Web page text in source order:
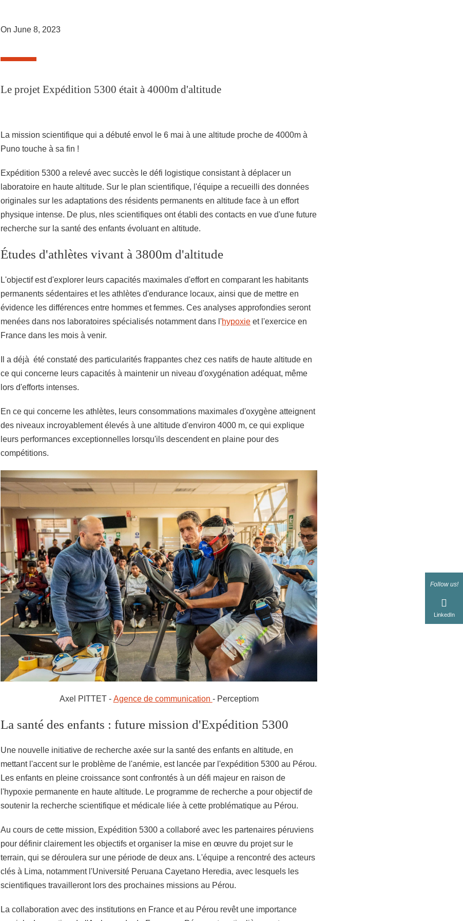
Follow us!
LinkedIn
On June 8, 2023
Le projet Expédition 5300 était à 4000m d'altitude
La mission scientifique qui a débuté envol le 6 mai à une altitude proche de 4000m à
Puno touche à sa fin !
Expédition 5300 a relevé avec succès le défi logistique consistant à déplacer un
laboratoire en haute altitude. Sur le plan scientifique, l'équipe a recueilli des données
originales sur les adaptations des résidents permanents en altitude face à un effort
physique intense. De plus, nles scientifiques ont établi des contacts en vue d'une future
recherche sur la santé des enfants évoluant en altitude.
Études d'athlètes vivant à 3800m d'altitude
L'objectif est d'explorer leurs capacités maximales d'effort en comparant les habitants
permanents sédentaires et les athlètes d'endurance locaux, ainsi que de mettre en
évidence les différences entre hommes et femmes. Ces analyses approfondies seront
menées dans nos laboratoires spécialisés notamment dans l'hypoxieet l'exercice en
France dans les mois à venir.
Il a déjà été constaté des particularités frappantes chez ces natifs de haute altitude en
ce qui concerne leurs capacités à maintenir un niveau d'oxygénation adéquat, même
lors d'efforts intenses.
En ce qui concerne les athlètes, leurs consommations maximales d'oxygène atteignent
des niveaux incroyablement élevés à une altitude d'environ 4000 m, ce qui explique
leurs performances exceptionnelles lorsqu'ils descendent en plaine pour des
compétitions.
Axel PITTET - Agence de communication - Perceptiom
La santé des enfants : future mission d'Expédition 5300
Une nouvelle initiative de recherche axée sur la santé des enfants en altitude, en
mettant l'accent sur le problème de l'anémie, est lancée par l'expédition 5300 au Pérou.
Les enfants en pleine croissance sont confrontés à un défi majeur en raison de
l'hypoxie permanente en haute altitude. Le programme de recherche a pour objectif de
soutenir la recherche scientifique et médicale liée à cette problématique au Pérou.
Au cours de cette mission, Expédition 5300 a collaboré avec les partenaires péruviens
pour définir clairement les objectifs et organiser la mise en œuvre du projet sur le
terrain, qui se déroulera sur une période de deux ans. L'équipe a rencontré des acteurs
clés à Lima, notamment l'Université Peruana Cayetano Heredia, avec lesquels les
scientifiques travailleront lors des prochaines missions au Pérou.
La collaboration avec des institutions en France et au Pérou revêt une importance